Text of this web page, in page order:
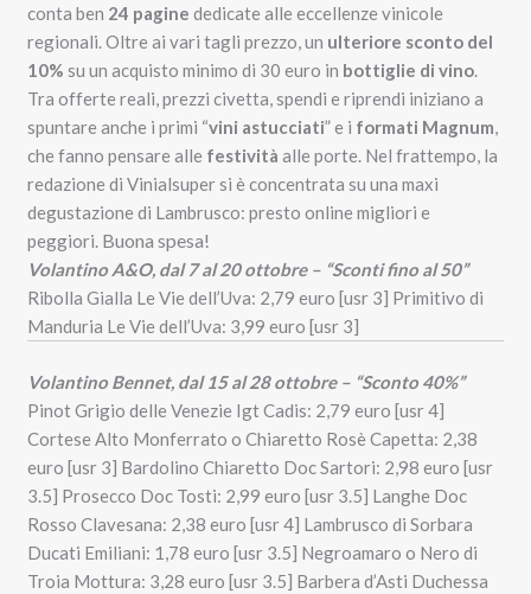
conta ben 24 pagine dedicate alle eccellenze vinicole
regionali. Oltre ai vari tagli prezzo, un ulteriore sconto del
10% su un acquisto minimo di 30 euro in bottiglie di vino.
Tra offerte reali, prezzi civetta, spendi e riprendi iniziano a
spuntare anche i primi “vini astucciati” e i formati Magnum,
che fanno pensare alle festività alle porte. Nel frattempo, la
redazione di Vinialsuper si è concentrata su una maxi
degustazione di Lambrusco: presto online migliori e
peggiori. Buona spesa!
Volantino A&O, dal 7 al 20 ottobre – “Sconti fino al 50”
Ribolla Gialla Le Vie dell’Uva: 2,79 euro [usr 3] Primitivo di
Manduria Le Vie dell’Uva: 3,99 euro [usr 3]
Volantino Bennet, dal 15 al 28 ottobre – “Sconto 40%”
Pinot Grigio delle Venezie Igt Cadis: 2,79 euro [usr 4]
Cortese Alto Monferrato o Chiaretto Rosè Capetta: 2,38
euro [usr 3] Bardolino Chiaretto Doc Sartori: 2,98 euro [usr
3.5] Prosecco Doc Tosti: 2,99 euro [usr 3.5] Langhe Doc
Rosso Clavesana: 2,38 euro [usr 4] Lambrusco di Sorbara
Ducati Emiliani: 1,78 euro [usr 3.5] Negroamaro o Nero di
Troia Mottura: 3,28 euro [usr 3.5] Barbera d’Asti Duchessa